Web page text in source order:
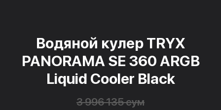
Водяной кулер TRYX
PANORAMA SE 360 ARGB
Liquid Cooler Black
3 996 135 сум